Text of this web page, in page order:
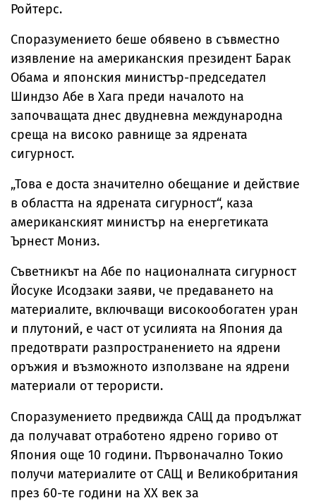
Ройтерс.
Споразумението беше обявено в съвместно
изявление на американския президент Барак
Обама и японския министър-председател
Шиндзо Абе в Хага преди началото на
започващата днес двудневна международна
среща на високо равнище за ядрената
сигурност.
„Това е доста значително обещание и действие
в областта на ядрената сигурност“, каза
американският министър на енергетиката
Ърнест Мониз.
Съветникът на Абе по националната сигурност
Йосуке Исодзаки заяви, че предаването на
материалите, включващи високообогатен уран
и плутоний, е част от усилията на Япония да
предотврати разпространението на ядрени
оръжия и възможното използване на ядрени
материали от терористи.
Споразумението предвижда САЩ да продължат
да получават отработено ядрено гориво от
Япония още 10 години. Първоначално Токио
получи материалите от САЩ и Великобритания
през 60-те години на ХХ век за